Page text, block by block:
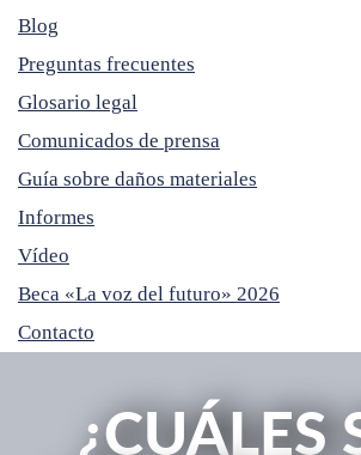
Blog
Preguntas frecuentes
Glosario legal
Comunicados de prensa
Guía sobre daños materiales
Informes
Vídeo
Beca «La voz del futuro» 2026
Contacto
¿CUÁLES